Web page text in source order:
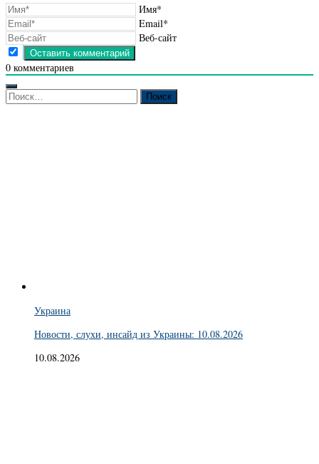
Имя*
Email*
Веб-сайт
0 комментариев
Найти:
Украина
Новости, слухи, инсайд из Украины: 10.08.2026
10.08.2026